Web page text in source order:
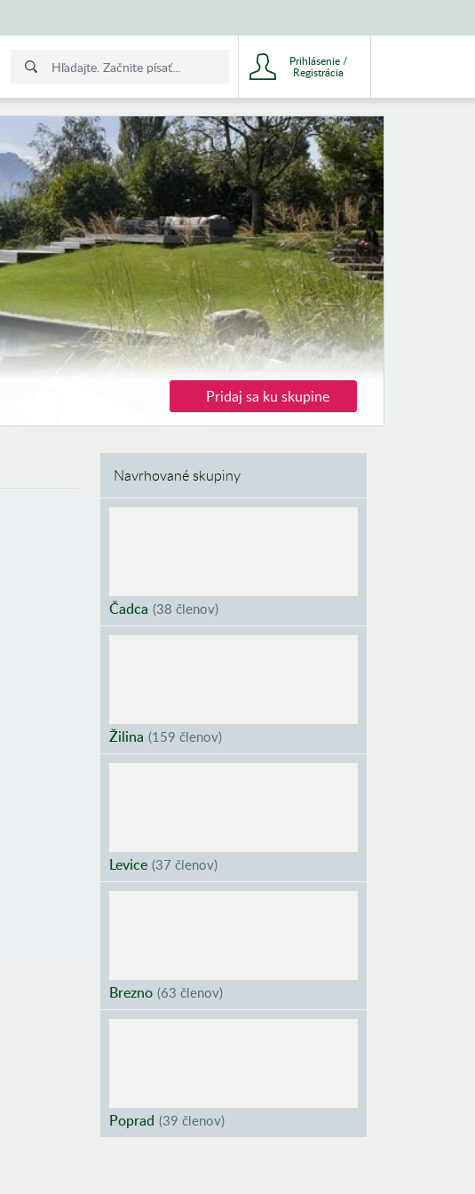
Prihlásenie /
Registrácia
Pridaj sa ku skupine
Navrhované skupiny
Čadca (38 členov)
Žilina (159 členov)
Levice (37 členov)
Brezno (63 členov)
Poprad (39 členov)